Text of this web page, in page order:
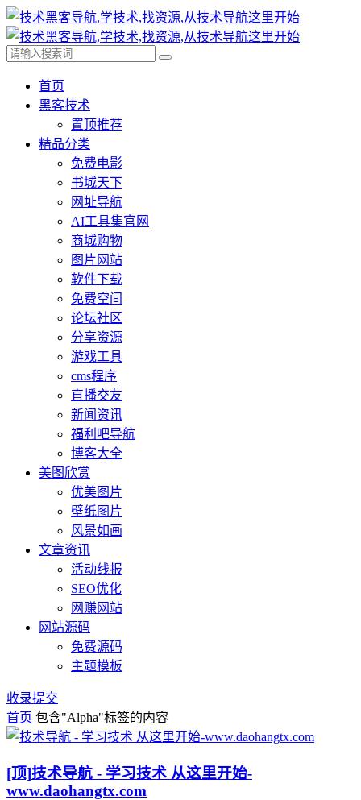
首页
黑客技术
置顶推荐
精品分类
免费电影
书城天下
网址导航
AI工具集官网
商城购物
图片网站
软件下载
免费空间
论坛社区
分享资源
游戏工具
cms程序
直播交友
新闻资讯
福利吧导航
博客大全
美图欣赏
优美图片
壁纸图片
风景如画
文章资讯
活动线报
SEO优化
网赚网站
网站源码
免费源码
主题模板
收录提交
首页 包含"Alpha"标签的内容
[顶]技术导航 - 学习技术 从这里开始-
www.daohangtx.com